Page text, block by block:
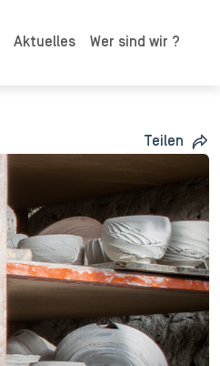
Aktuelles Wer sind wir ?
Teilen